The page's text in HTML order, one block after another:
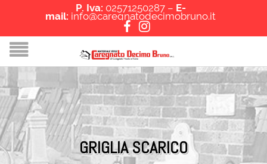
P. Iva: 02571250287 – E-
mail: info@caregnatodecimobruno.it
GRIGLIA SCARICO